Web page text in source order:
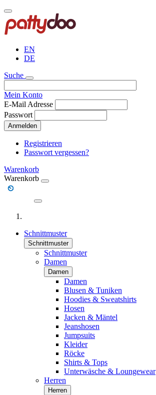
Direkt
zum
Inhalt
EN
DE
Suche
Mein Konto
E-Mail Adresse
Passwort
Anmelden
Registrieren
Passwort vergessen?
Warenkorb
Warenkorb
Schnittmuster
Schnittmuster
Schnittmuster
Damen
Damen
Damen
Blusen & Tuniken
Hoodies & Sweatshirts
Hosen
Jacken & Mäntel
Jeanshosen
Jumpsuits
Kleider
Röcke
Shirts & Tops
Unterwäsche & Loungewear
Herren
Herren